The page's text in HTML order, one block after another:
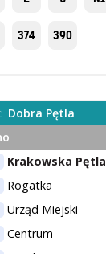
374 390
Dobra Pętla
Krakowska Pętla
Rogatka
Urząd Miejski
Centrum